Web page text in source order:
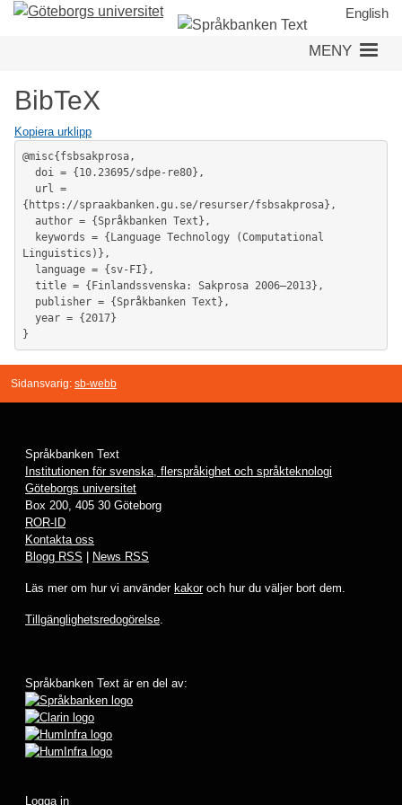
Hoppa
English
MENY
BibTeX
Kopiera urklipp
@misc{fsbsakprosa,
{https://spraakbanken.gu.se/resurser/fsbsakprosa},
Linguistics)},
}
Sidansvarig: sb-webb
Språkbanken Text
Institutionen för svenska, flerspråkighet och språkteknologi
Göteborgs universitet
Box 200, 405 30 Göteborg
ROR-ID
Kontakta oss
Blogg RSS
News RSS
Läs mer om hur vi använder kakoroch hur du väljer bort dem.
Tillgänglighetsredogörelse.
Språkbanken Text är en del av:
Logga in